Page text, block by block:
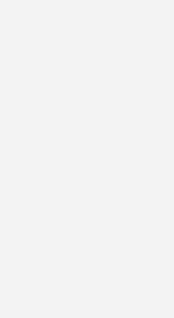
maßgeblich
sich die Entwicklung dieser Persönlichkeit
und ihr in der SBZ ein paar Zeilen zu
Auszeichnungen
von Martin Viessmann ist schnell skizziert:
Viessmann
Gesellschafter der Viessmann Group
waren ein Studium der
der Friedrich-Alexander-Universität (1973
Abschluss als Diplomkaufmann) und
der Sozial- und
(1989).
hinaus ist Martin Viessmann in
aktiv. Den berühmten Blick über
Beirats- und
bei Melitta (Minden), Schott Glas (Mainz)